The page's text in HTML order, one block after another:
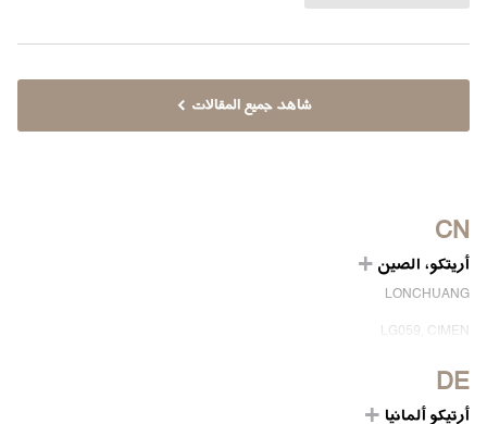
شاهد جميع المقالات
CN
أريتكو، الصين
LONCHUANG
LG059, CIMEN
SHANGHAI, CHINA
INFO.CHINA@ARITCO.COM
DE
أرتيكو ألمانيا